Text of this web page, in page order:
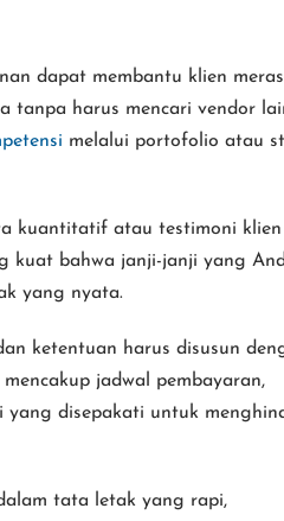
dapat membantu klien
tanpa harus mencari vendor
melalui portofolio atau
kuantitatif atau testimoni klien
kuat bahwa janji-janji yang
yang nyata.
ketentuan harus disusun
jadwal pembayaran,
disepakati untuk
tata letak yang rapi,